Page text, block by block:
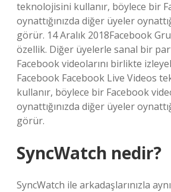
teknolojisini kullanır, böylece bir
oynattığınızda diğer üyeler
görür. 14 Aralık 2018Facebook
özellik. Diğer üyelerle sanal bir
Facebook videolarını birlikte
Facebook Facebook Live Videos
kullanır, böylece bir Facebook
oynattığınızda diğer üyeler
görür.
SyncWatch nedir?
SyncWatch ile arkadaşlarınızla